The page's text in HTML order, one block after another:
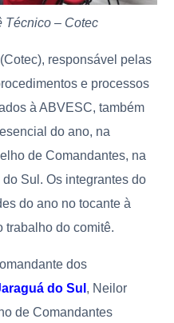
Técnico – Cotec
responsável pelas
e processos
à ABVESC, também
do ano, na
de Comandantes, na
Sul. Os integrantes do
do ano no tocante à
do comitê.
dos
do Sul , Neilor
de Comandantes